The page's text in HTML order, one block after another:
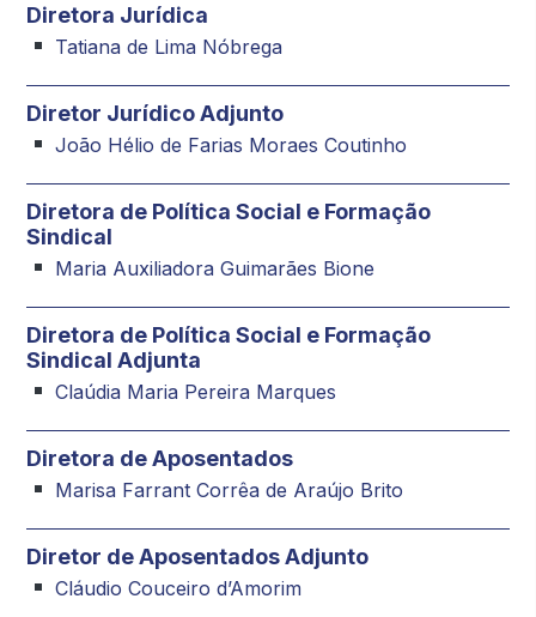
Diretora Jurídica
Tatiana de Lima Nóbrega
Diretor Jurídico Adjunto
João Hélio de Farias Moraes Coutinho
Diretora de Política Social e Formação
Sindical
Maria Auxiliadora Guimarães Bione
Diretora de Política Social e Formação
Sindical Adjunta
Claúdia Maria Pereira Marques
Diretora de Aposentados
Marisa Farrant Corrêa de Araújo Brito
Diretor de Aposentados Adjunto
Cláudio Couceiro d’Amorim